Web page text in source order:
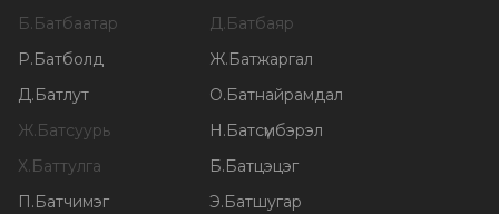
Б. Батбаатар Д. Батбаяр
Р. Батболд Ж. Батжаргал
Д. Батлут О. Батнайрамдал
Ж. Батсуурь Н . Батсүмбэрэл
Х. Баттулга Б. Батцэцэг
П . Батчимэг Э. Батшугар